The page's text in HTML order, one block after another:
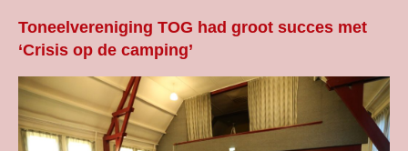
Toneelvereniging TOG had groot succes met
‘Crisis op de camping’